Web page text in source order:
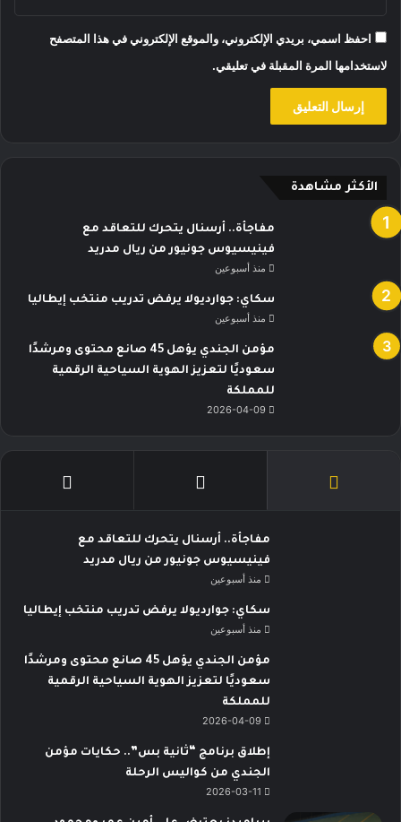
احفظ اسمي، بريدي الإلكتروني، والموقع الإلكتروني في هذا المتصفح
لاستخدامها المرة المقبلة في تعليقي.
الأكثر مشاهدة
مفاجأة.. أرسنال يتحرك للتعاقد مع
فينيسيوس جونيور من ريال مدريد
منذ أسبوعين
سكاي: جوارديولا يرفض تدريب منتخب إيطاليا
منذ أسبوعين
مؤمن الجندي يؤهل 45 صانع محتوى ومرشدًا
سعوديًا لتعزيز الهوية السياحية الرقمية
للمملكة
2026-04-09
مفاجأة.. أرسنال يتحرك للتعاقد مع
فينيسيوس جونيور من ريال مدريد
منذ أسبوعين
سكاي: جوارديولا يرفض تدريب منتخب إيطاليا
منذ أسبوعين
مؤمن الجندي يؤهل 45 صانع محتوى ومرشدًا
سعوديًا لتعزيز الهوية السياحية الرقمية
للمملكة
2026-04-09
إطلاق برنامج “ثانية بس”.. حكايات مؤمن
الجندي من كواليس الرحلة
2026-03-11